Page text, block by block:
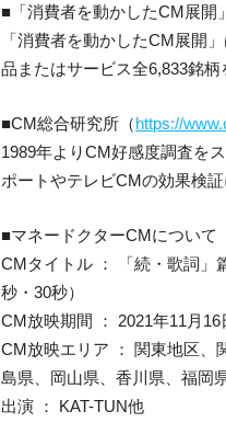
■「消費者を動かしたCM展開
「消費者を動かしたCM展開
品またはサービス全6,833銘
■CM総合研究所（https://
1989年よりCM好感度調査を
ポートやテレビCMの効果検
■マネードクターCMについて
CMタイトル ： 「続・歌詞」
秒・30秒）
CM放映期間 ： 2021年11月16
CM放映エリア ： 関東地区、
島県、岡山県、香川県、福岡
出演 ： KAT-TUN他